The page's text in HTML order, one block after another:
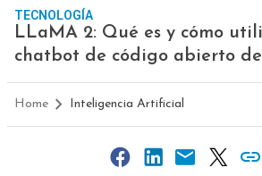
TECNOLOGÍA
LLaMA 2: Qué es y cómo
chatbot de código abierto
Home Inteligencia Artificial